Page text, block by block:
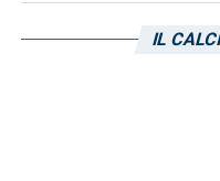
Penso al
e quella squadra
IL